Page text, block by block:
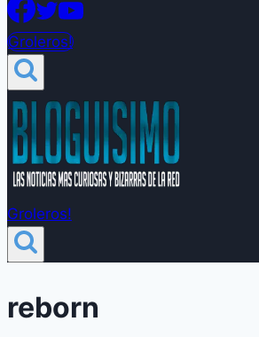
Groleros!
Groleros!
reborn